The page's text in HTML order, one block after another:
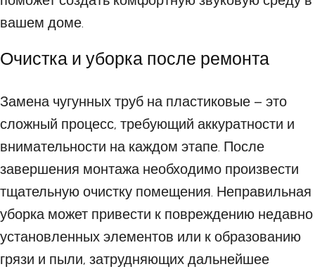
вашем доме.
Очистка и уборка после ремонта
Замена чугунных труб на пластиковые – это
сложный процесс, требующий аккуратности и
внимательности на каждом этапе. После
завершения монтажа необходимо произвести
тщательную очистку помещения. Неправильная
уборка может привести к повреждению недавно
установленных элементов или к образованию
грязи и пыли, затрудняющих дальнейшее